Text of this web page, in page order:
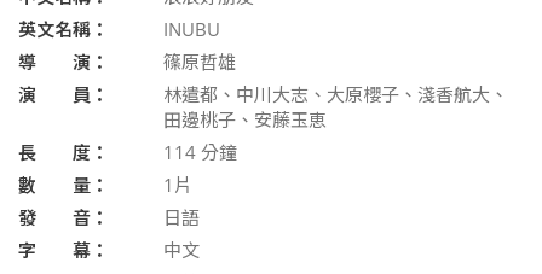
英文名稱：
INUBU
導 演：
篠原哲雄
演 員：
林遣都、中川大志、大原櫻子、淺香航大、
田邊桃子、安藤玉恵
長 度：
114 分鐘
數 量：
1片
發 音：
日語
字 幕：
中文